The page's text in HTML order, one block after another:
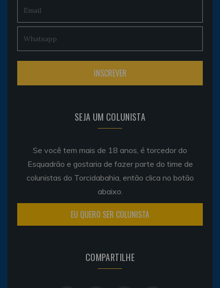
SEJA UM COLUNISTA
Se você tem mais de 18 anos, é torcedor do
Esquadrão e gostaria de fazer parte do time de
colunistas do Torcidabahia, então clica no botão
abaixo.
EU QUERO SER COLUNISTA
COMPARTILHE